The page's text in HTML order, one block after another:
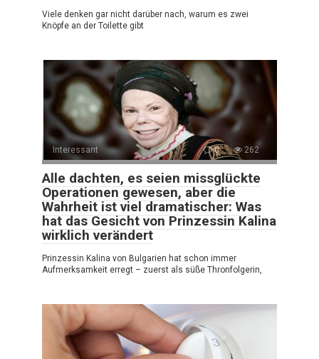
Viele denken gar nicht darüber nach, warum es zwei
Knöpfe an der Toilette gibt
Interessant 0 262
Alle dachten, es seien missglückte
Operationen gewesen, aber die
Wahrheit ist viel dramatischer: Was
hat das Gesicht von Prinzessin Kalina
wirklich verändert
Prinzessin Kalina von Bulgarien hat schon immer
Aufmerksamkeit erregt – zuerst als süße Thronfolgerin,